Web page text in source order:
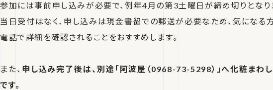
参加には事前申し込みが必要で、例年4月の第3土曜日が締め切りとなり
当日受付はなく、申し込みは現金書留での郵送が必要なため、気になる
電話で詳細を確認されることをおすすめします。
また、 申し込み完了後は、別途「阿波屋（0968-73-5298）」へ化粧まわ
です。